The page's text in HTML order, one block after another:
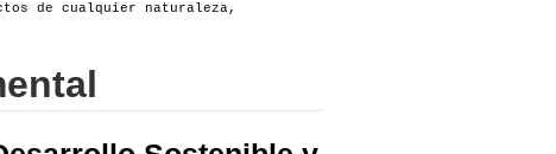
de cualquier naturaleza,